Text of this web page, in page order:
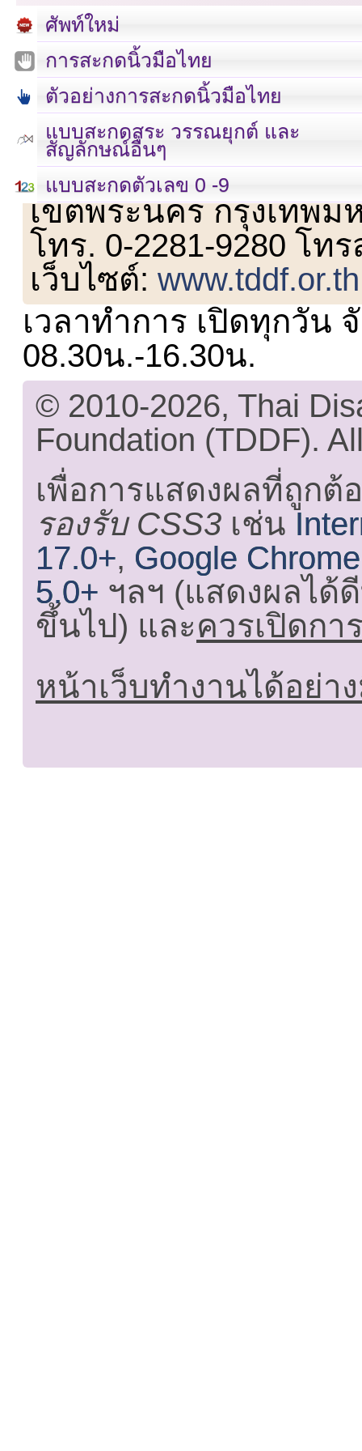
ศัพท์ใหม่
การสะกดนิ้วมือไทย
ตัวอย่างการสะกดนิ้วมือไทย
แบบสะกดสระ วรรณยุกต์ และ
สัญลักษณ์อื่นๆ
แบบสะกดตัวเลข 0 -9
เลขที่ 23 ชั้น 2 ถนนวิ
เขตพระนคร กรุงเทพม
โทร. 0-2281-9280 โท
เว็บไซต์:www.tddf.or.th
เวลาทำการ เปิดทุกวัน
08.30น.-16.30น.
© 2010-2026, Thai
Foundation (TDDF).
เพื่อการแสดงผลที่ถูกต้
รองรับ CSS3 เช่น
17.0+, Google
5.0+ ฯลฯ (แสดงผลได้
ขึ้นไป) และควรเปิดกา
หน้าเว็บทำงานได้อย่า